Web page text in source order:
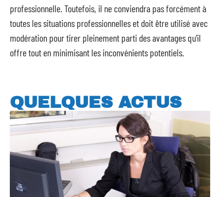
professionnelle. Toutefois, il ne conviendra pas forcément à
toutes les situations professionnelles et doit être utilisé avec
modération pour tirer pleinement parti des avantages qu’il
offre tout en minimisant les inconvénients potentiels.
QUELQUES ACTUS